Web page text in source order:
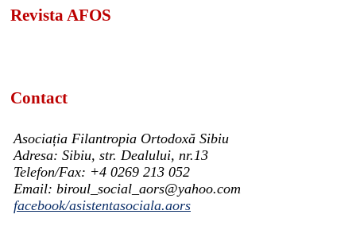
Revista AFOS
Contact
Asociația Filantropia Ortodoxă Sibiu
Adresa: Sibiu, str. Dealului, nr.13
Telefon/Fax: +4 0269 213 052
Email: biroul_social_aors@yahoo.com
facebook/asistentasociala.aors